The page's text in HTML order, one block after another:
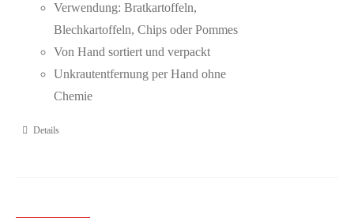
Verwendung: Bratkartoffeln,
Blechkartoffeln, Chips oder Pommes
Von Hand sortiert und verpackt
Unkrautentfernung per Hand ohne
Chemie
Details